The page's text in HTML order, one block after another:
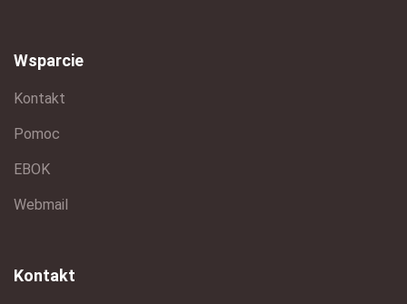
Wsparcie
Kontakt
Pomoc
EBOK
Webmail
Kontakt